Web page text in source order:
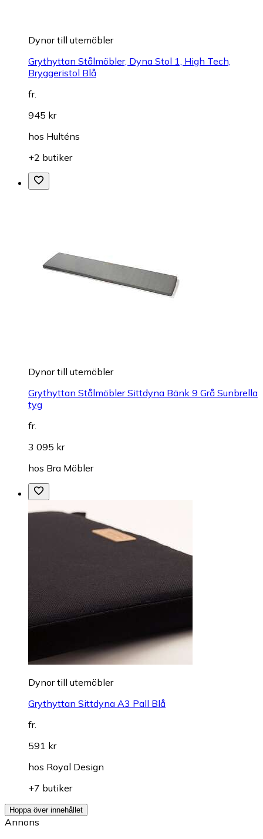
Dynor till utemöbler
Grythyttan Stålmöbler, Dyna Stol 1, High Tech,
Bryggeristol Blå
fr.
945 kr
hos Hulténs
+2 butiker
Dynor till utemöbler
Grythyttan Stålmöbler Sittdyna Bänk 9 Grå Sunbrella
tyg
fr.
3 095 kr
hos Bra Möbler
Dynor till utemöbler
Grythyttan Sittdyna A3 Pall Blå
fr.
591 kr
hos Royal Design
+7 butiker
Hoppa över innehållet
Annons